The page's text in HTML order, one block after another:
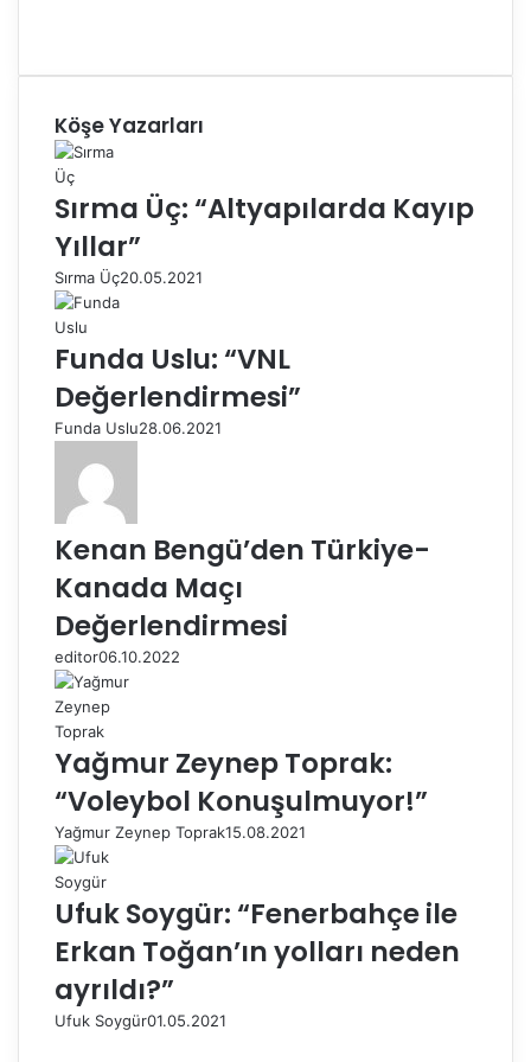
Köşe Yazarları
Sırma Üç: “Altyapılarda Kayıp
Yıllar”
Sırma Üç20.05.2021
Funda Uslu: “VNL
Değerlendirmesi”
Funda Uslu28.06.2021
Kenan Bengü’den Türkiye-
Kanada Maçı
Değerlendirmesi
editor06.10.2022
Yağmur Zeynep Toprak:
“Voleybol Konuşulmuyor!”
Yağmur Zeynep Toprak15.08.2021
Ufuk Soygür: “Fenerbahçe ile
Erkan Toğan’ın yolları neden
ayrıldı?”
Ufuk Soygür01.05.2021